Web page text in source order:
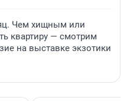
Чем хищным или
квартиру — смотрим
на выставке экзотики